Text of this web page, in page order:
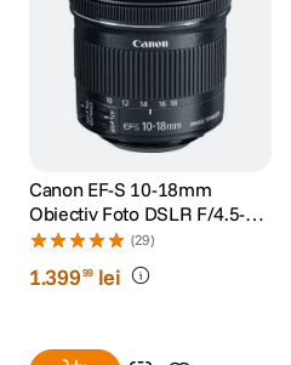
Canon EF-S 10-18mm
Obiectiv Foto DSLR F/4.5-5.6
IS STM
(29)
1.39999 lei